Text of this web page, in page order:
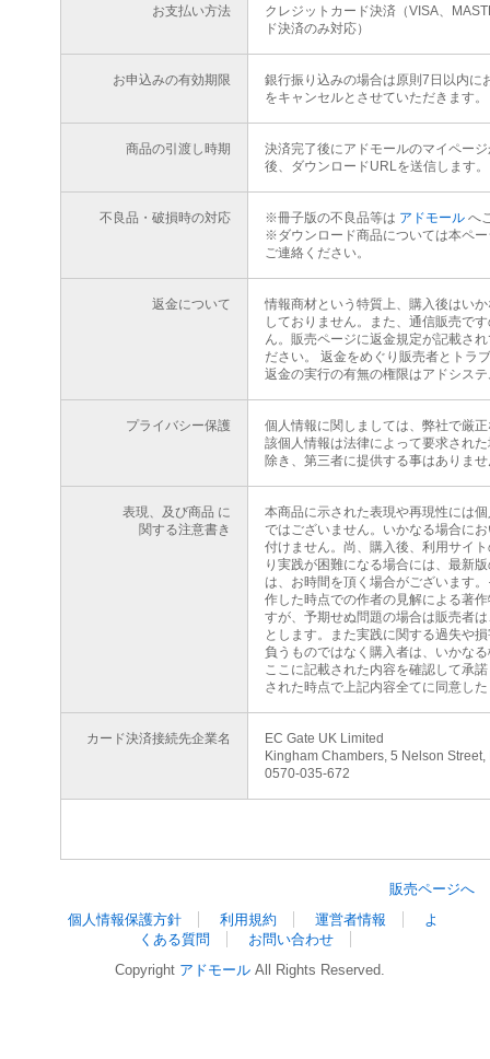
お支払い方法
クレジットカード決済（VISA、
ド決済のみ対応）
お申込みの有効期限
銀行振り込みの場合は原則7日以内に
をキャンセルとさせていただきます。
商品の引渡し時期
決済完了後にアドモールのマイペー
後、ダウンロードURLを送信します。
不良品・破損時の対応 ※冊子版の不良品等は アドモールへ
※ダウンロード商品については本ペ
ご連絡ください。
返金について
情報商材という特質上、購入後はい
しておりません。また、通信販売で
ん。販売ページに返金規定が記載さ
ださい。 返金をめぐり販売者とトラ
返金の実行の有無の権限はアドシス
プライバシー保護
個人情報に関しましては、弊社で厳
該個人情報は法律によって要求され
除き、第三者に提供する事はありま
表現、及び商品 に
関する注意書き
本商品に示された表現や再現性には
ではございません。いかなる場合に
付けません。尚、購入後、利用サイ
り実践が困難になる場合には、最新
は、お時間を頂く場合がございます
作した時点での作者の見解による著
すが、予期せぬ問題の場合は販売者
とします。また実践に関する過失や
負うものではなく購入者は、いかな
ここに記載された内容を確認して承
された時点で上記内容全てに同意し
カード決済接続先企業名
EC Gate UK Limited
Kingham Chambers, 5 Nelson
0570-035-672
販売ページへ
個人情報保護方針
利用規約 運営者情報
よ
くある質問
お問い合わせ
Copyright アドモール All Rights Reserved.